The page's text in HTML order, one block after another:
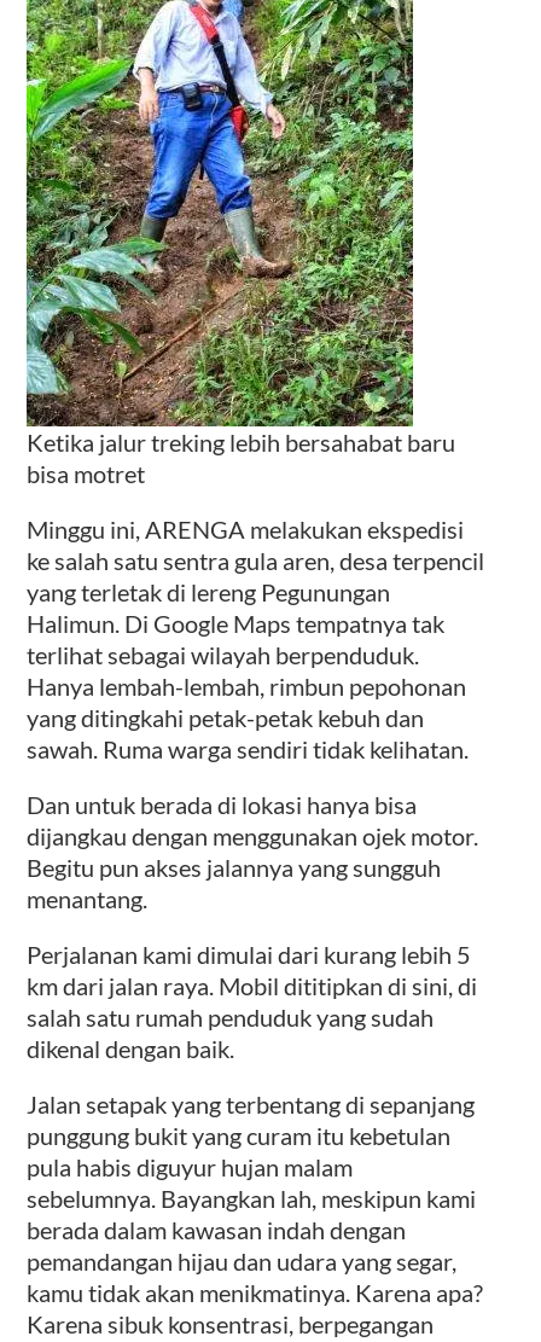
Ketika jalur treking lebih bersahabat baru
bisa motret
Minggu ini, ARENGA melakukan ekspedisi
ke salah satu sentra gula aren, desa terpencil
yang terletak di lereng Pegunungan
Halimun. Di Google Maps tempatnya tak
terlihat sebagai wilayah berpenduduk.
Hanya lembah-lembah, rimbun pepohonan
yang ditingkahi petak-petak kebuh dan
sawah. Ruma warga sendiri tidak kelihatan.
Dan untuk berada di lokasi hanya bisa
dijangkau dengan menggunakan ojek motor.
Begitu pun akses jalannya yang sungguh
menantang.
Perjalanan kami dimulai dari kurang lebih 5
km dari jalan raya. Mobil dititipkan di sini, di
salah satu rumah penduduk yang sudah
dikenal dengan baik.
Jalan setapak yang terbentang di sepanjang
punggung bukit yang curam itu kebetulan
pula habis diguyur hujan malam
sebelumnya. Bayangkan lah, meskipun kami
berada dalam kawasan indah dengan
pemandangan hijau dan udara yang segar,
kamu tidak akan menikmatinya. Karena apa?
Karena sibuk konsentrasi, berpegangan